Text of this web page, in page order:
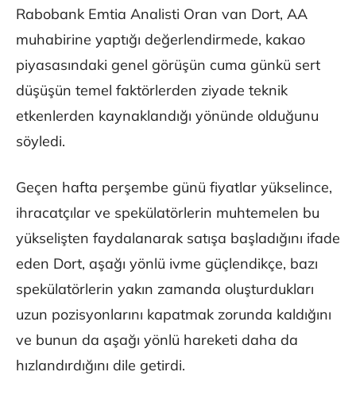
Rabobank Emtia Analisti Oran van Dort, AA
muhabirine yaptığı değerlendirmede, kakao
piyasasındaki genel görüşün cuma günkü sert
düşüşün temel faktörlerden ziyade teknik
etkenlerden kaynaklandığı yönünde olduğunu
söyledi.
Geçen hafta perşembe günü fiyatlar yükselince,
ihracatçılar ve spekülatörlerin muhtemelen bu
yükselişten faydalanarak satışa başladığını ifade
eden Dort, aşağı yönlü ivme güçlendikçe, bazı
spekülatörlerin yakın zamanda oluşturdukları
uzun pozisyonlarını kapatmak zorunda kaldığını
ve bunun da aşağı yönlü hareketi daha da
hızlandırdığını dile getirdi.